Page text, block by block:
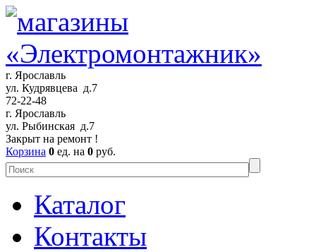
г. Ярославль
ул. Кудрявцева д.7
72-22-48
г. Ярославль
ул. Рыбинская д.7
Закрыт на ремонт !
Корзина 0 ед. на 0 руб.
Каталог
Контакты